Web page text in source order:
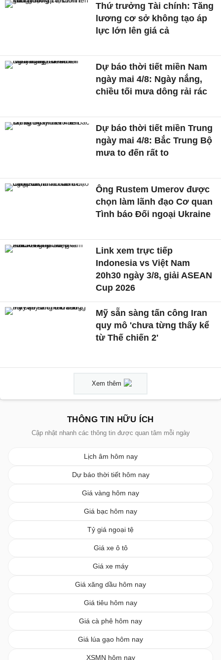
Thứ trưởng Tài chính: Tăng
lương cơ sở không tạo áp
lực lớn lên giá cả
Dự báo thời tiết miền Nam
ngày mai 4/8: Ngày nắng,
chiều tối mưa dông rải rác
Dự báo thời tiết miền Trung
ngày mai 4/8: Bắc Trung Bộ
mưa to đến rất to
Ông Rustem Umerov được
chọn làm lãnh đạo Cơ quan
Tình báo Đối ngoại Ukraine
Link xem trực tiếp
Indonesia vs Việt Nam
20h30 ngày 3/8, giải ASEAN
Cup 2026
Mỹ sẵn sàng tấn công Iran
quy mô 'chưa từng thấy kể
từ Thế chiến 2'
Xem thêm
THÔNG TIN HỮU ÍCH
Cập nhật nhanh các thông tin được quan tâm mỗi ngày
Lịch âm hôm nay
Dự báo thời tiết hôm nay
Giá vàng hôm nay
Giá bạc hôm nay
Tỷ giá ngoại tệ
Giá xe ô tô
Giá xe máy
Giá xăng dầu hôm nay
Giá tiêu hôm nay
Giá cà phê hôm nay
Giá lúa gạo hôm nay
XSMN hôm nay